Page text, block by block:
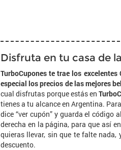
Disfruta en tu casa de
TurboCupones te trae los
especial los precios de las mejores
cual disfrutas porque estás en
tienes a tu alcance en Argentina.
dice “ver cupón” y guarda el código
derecha en la página, para que así
quieras llevar, sin que te falte
descuento.